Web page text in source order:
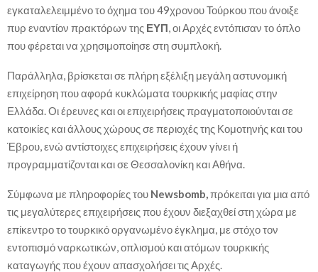
εγκαταλελειμμένο το όχημα του 49χρονου Τούρκου που άνοιξε
πυρ εναντίον πρακτόρων της ΕΥΠ , οι Αρχές εντόπισαν το όπλο
που φέρεται να χρησιμοποίησε στη συμπλοκή.
Παράλληλα, βρίσκεται σε πλήρη εξέλιξη μεγάλη αστυνομική
επιχείρηση που αφορά κυκλώματα τουρκικής μαφίας στην
Ελλάδα. Οι έρευνες και οι επιχειρήσεις πραγματοποιούνται σε
κατοικίες και άλλους χώρους σε περιοχές της Κομοτηνής και του
Έβρου, ενώ αντίστοιχες επιχειρήσεις έχουν γίνει ή
προγραμματίζονται και σε Θεσσαλονίκη και Αθήνα.
Σύμφωνα με πληροφορίες του Newsbomb, πρόκειται για μια από
τις μεγαλύτερες επιχειρήσεις που έχουν διεξαχθεί στη χώρα με
επίκεντρο το τουρκικό οργανωμένο έγκλημα, με στόχο τον
εντοπισμό ναρκωτικών, οπλισμού και ατόμων τουρκικής
καταγωγής που έχουν απασχολήσει τις Αρχές.